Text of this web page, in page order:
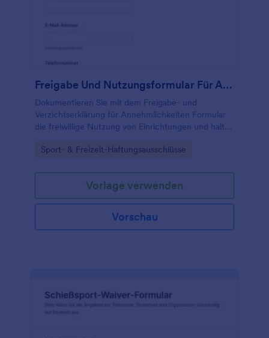
Freigabe Und Nutzungsformular Für Annehmlichkeiten
Dokumentieren Sie mit dem Freigabe- und
Verzichtserklärung für Annehmlichkeiten Formular
die freiwillige Nutzung von Einrichtungen und halten
Unternehmen, Veranstalter und Betreiber von
Go to Category:
Sport- & Freizeit-Haftungsausschlüsse
Vorlage verwenden
Vorschau